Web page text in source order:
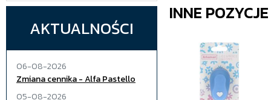
AKTUALNOŚCI
06-08-2026
Zmiana cennika - Alfa Pastello
05-08-2026
INNE